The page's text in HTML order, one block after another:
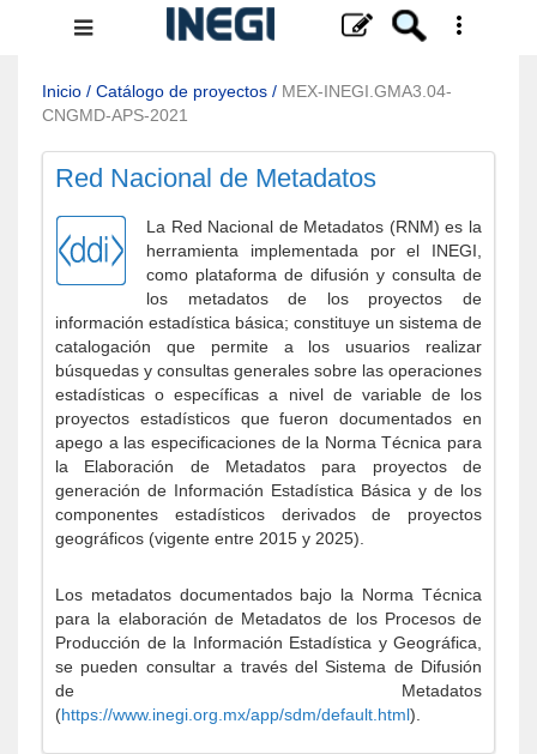
Menú
navegación
Inicio / Catálogo de proyectos / MEX-INEGI.GMA3.04-
CNGMD-APS-2021
Red Nacional de Metadatos
La Red Nacional de Metadatos (RNM) es la
herramienta implementada por el INEGI,
como plataforma de difusión y consulta de
los metadatos de los proyectos de
información estadística básica; constituye un sistema de
catalogación que permite a los usuarios realizar
búsquedas y consultas generales sobre las operaciones
estadísticas o específicas a nivel de variable de los
proyectos estadísticos que fueron documentados en
apego a las especificaciones de la Norma Técnica para
la Elaboración de Metadatos para proyectos de
generación de Información Estadística Básica y de los
componentes estadísticos derivados de proyectos
geográficos (vigente entre 2015 y 2025).
Los metadatos documentados bajo la Norma Técnica
para la elaboración de Metadatos de los Procesos de
Producción de la Información Estadística y Geográfica,
se pueden consultar a través del Sistema de Difusión
de Metadatos
(https://www.inegi.org.mx/app/sdm/default.html).